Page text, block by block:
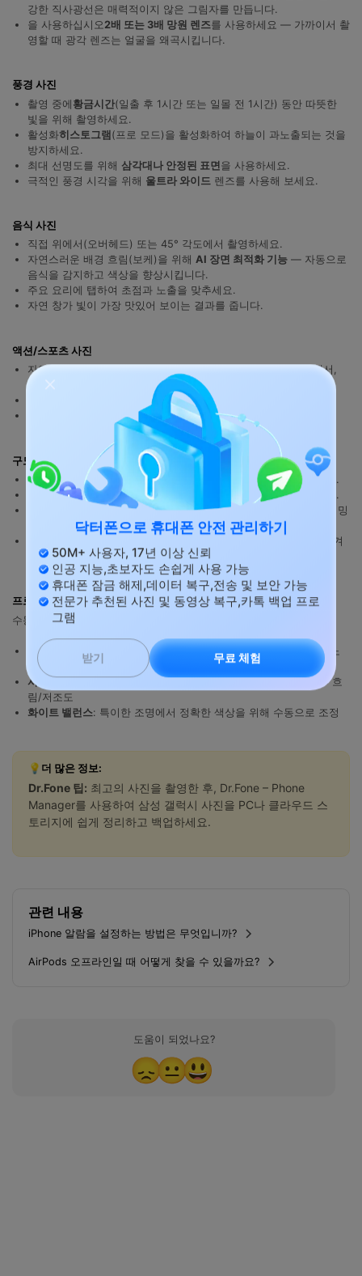
강한 직사광선은 매력적이지 않은 그림자를 만듭니다.
을 사용하십시오 2배 또는 3배 망원 렌즈를 사용하세요 — 가까이서 촬
영할 때 광각 렌즈는 얼굴을 왜곡시킵니다.
풍경 사진
촬영 중에 황금시간(일출 후 1시간 또는 일몰 전 1시간) 동안 따뜻한
빛을 위해 촬영하세요.
활성화히스토그램(프로 모드)을 활성화하여 하늘이 과노출되는 것을
방지하세요.
최대 선명도를 위해 삼각대나 안정된 표면을 사용하세요.
극적인 풍경 시각을 위해 울트라 와이드 렌즈를 사용해 보세요.
음식 사진
직접 위에서(오버헤드) 또는 45° 각도에서 촬영하세요.
자연스러운 배경 흐림(보케)을 위해 AI 장면 최적화 기능— 자동으로
음식을 감지하고 색상을 향상시킵니다.
주요 요리에 탭하여 초점과 노출을 맞추세요.
자연 창가 빛이 가장 맛있어 보이는 결과를 줍니다.
액션/스포츠 사진
자연스러운 배경 흐림(보케)을 위해스포츠 모드더 보기 섹션에서,
또는 프로 모드에서 셔터 속도를 1/1000초 이상으로 설정하세요.
연속 촬영: 셔터 버튼을 길게 누르세요.
추적 오토포커스 : 피사체를 탭하고 길게 누르세요.
구도 기법
삼분할 법칙
: 피사체를 정중앙이 아닌 그리드 교차점에 배치하세요.
유도선: 시선을 피사체로 이끄는 도로, 울타리, 강 등을 활용하세요.
: 문, 창문, 또는 아치를 사용하여 피사체를 프레이밍
: 깨끗하고 미니멀한 느낌을 위해 피사체 주변에 빈 공간을 남겨
두세요.
프로 모드 빠른 시작
수동 제어를 위해 카메라 모드에서
ISO
: 낮을수록 = 노이즈 적음(일광에서는 100-400); 높을수록 = 노
이즈 많지만 어두운 곳에서 더 좋음
셔터 속도
: 빠를수록(1/1000초) = 동작 정지; 느릴수록(1/30초) = 흐
림/저조도
화이트 밸런스: 특이한 조명에서 정확한 색상을 위해 수동으로 조정
💡더 많은 정보:
Dr.Fone 팁: 최고의 사진을 촬영한 후, Dr.Fone – Phone
Manager를 사용하여 삼성 갤럭시 사진을 PC나 클라우드 스
토리지에 쉽게 정리하고 백업하세요.
관련 내용
iPhone 알람을 설정하는 방법은 무엇입니까?
AirPods 오프라인일 때 어떻게 찾을 수 있을까요?
도움이 되었나요?
😞😐😃
닥터폰으로 휴대폰 안전 관리하기
50M+ 사용자, 17년 이상 신뢰
인공 지능,초보자도 손쉽게 사용 가능
휴대폰 잠금 해제,데이터 복구,전송 및 보안 가능
전문가 추천된 사진 및 동영상 복구,카톡 백업 프로
그램
받기 무료 체험